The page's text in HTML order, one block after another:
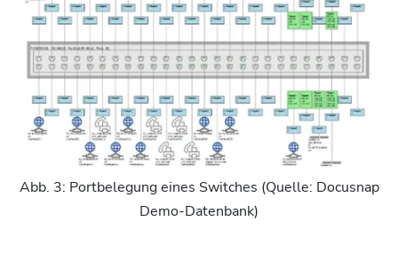
Abb. 3: Portbelegung eines Switches (Quelle: Docusnap
Demo-Datenbank)